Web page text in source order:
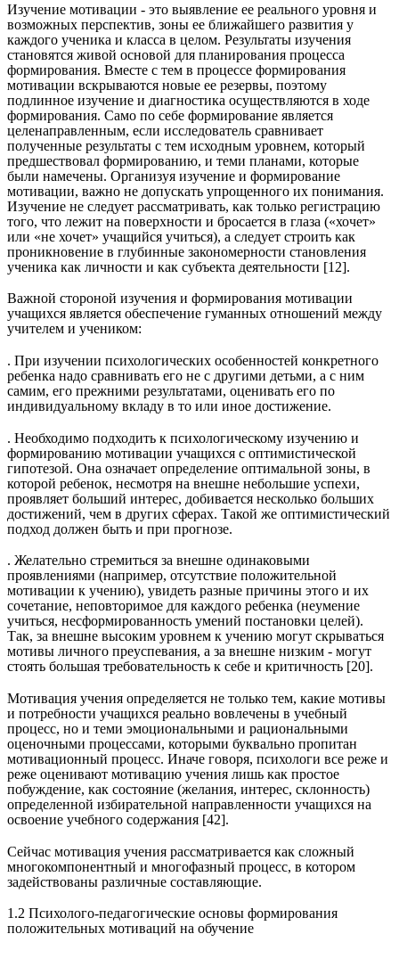
Изучение мотивации - это выявление ее реального уровня и
возможных перспектив, зоны ее ближайшего развития у
каждого ученика и класса в целом. Результаты изучения
становятся живой основой для планирования процесса
формирования. Вместе с тем в процессе формирования
мотивации вскрываются новые ее резервы, поэтому
подлинное изучение и диагностика осуществляются в ходе
формирования. Само по себе формирование является
целенаправленным, если исследователь сравнивает
полученные результаты с тем исходным уровнем, который
предшествовал формированию, и теми планами, которые
были намечены. Организуя изучение и формирование
мотивации, важно не допускать упрощенного их понимания.
Изучение не следует рассматривать, как только регистрацию
того, что лежит на поверхности и бросается в глаза («хочет»
или «не хочет» учащийся учиться), а следует строить как
проникновение в глубинные закономерности становления
ученика как личности и как субъекта деятельности [12].
Важной стороной изучения и формирования мотивации
учащихся является обеспечение гуманных отношений между
учителем и учеником:
. При изучении психологических особенностей конкретного
ребенка надо сравнивать его не с другими детьми, а с ним
самим, его прежними результатами, оценивать его по
индивидуальному вкладу в то или иное достижение.
. Необходимо подходить к психологическому изучению и
формированию мотивации учащихся с оптимистической
гипотезой. Она означает определение оптимальной зоны, в
которой ребенок, несмотря на внешне небольшие успехи,
проявляет больший интерес, добивается несколько больших
достижений, чем в других сферах. Такой же оптимистический
подход должен быть и при прогнозе.
. Желательно стремиться за внешне одинаковыми
проявлениями (например, отсутствие положительной
мотивации к учению), увидеть разные причины этого и их
сочетание, неповторимое для каждого ребенка (неумение
учиться, несформированность умений постановки целей).
Так, за внешне высоким уровнем к учению могут скрываться
мотивы личного преуспевания, а за внешне низким - могут
стоять большая требовательность к себе и критичность [20].
Мотивация учения определяется не только тем, какие мотивы
и потребности учащихся реально вовлечены в учебный
процесс, но и теми эмоциональными и рациональными
оценочными процессами, которыми буквально пропитан
мотивационный процесс. Иначе говоря, психологи все реже и
реже оценивают мотивацию учения лишь как простое
побуждение, как состояние (желания, интерес, склонность)
определенной избирательной направленности учащихся на
освоение учебного содержания [42].
Сейчас мотивация учения рассматривается как сложный
многокомпонентный и многофазный процесс, в котором
задействованы различные составляющие.
1.2 Психолого-педагогические основы формирования
положительных мотиваций на обучение